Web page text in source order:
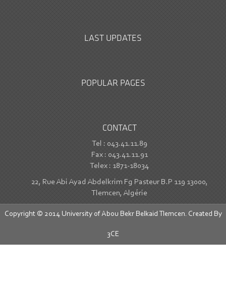
LAST UPDATES
POPULAR PAGES
CONTACT
Tel : 043.41.11.89
Fax : 043.41.11.91
Telex : 1871-18034
22, Rue Abi Ayad Abdelkrim Fg Pasteur B.P 119 13000,
Tlemcen, Algérie
Copyright © 2014 University of Abou Bekr Belkaid Tlemcen. Created By
3CE